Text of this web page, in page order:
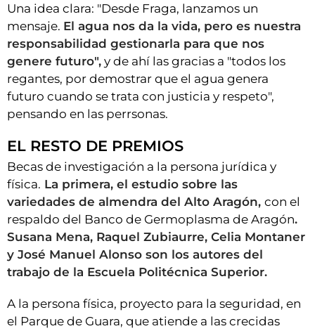
Una idea clara: "Desde Fraga, lanzamos un
mensaje. El agua nos da la vida, pero es nuestra
responsabilidad gestionarla para que nos
genere futuro", y de ahí las gracias a "todos los
regantes, por demostrar que el agua genera
futuro cuando se trata con justicia y respeto",
pensando en las perrsonas.
EL RESTO DE PREMIOS
Becas de investigación a la persona jurídica y
física. La primera, el estudio sobre las
variedades de almendra del Alto Aragón, con el
respaldo del Banco de Germoplasma de Aragón.
Susana Mena, Raquel Zubiaurre, Celia Montaner
y José Manuel Alonso son los autores del
trabajo de la Escuela Politécnica Superior.
A la persona física, proyecto para la seguridad, en
el Parque de Guara, que atiende a las crecidas